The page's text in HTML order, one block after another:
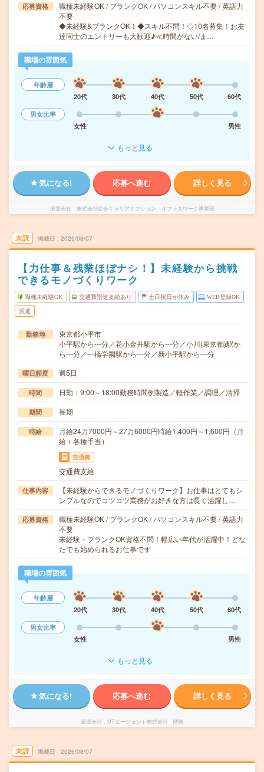
応募資格
職種未経験OK / ブランクOK / パソコンスキル不要 / 英語力
不要
◆未経験&ブランクOK！◆スキル不問！◇10名募集！お友
達同士のエントリーも大歓迎♪≪時間がない/ま…
職場の雰囲気
年齢層
20代
30代 40代 50代
60代
男女比率
女性
男性
もっと見る
気になる! 応募へ進む 詳しく見る
派遣会社 株式会社綜合キャリアオプション オフィスワーク事業部
未読 掲載日 2026/08/07
【力仕事＆残業ほぼナシ！】未経験から挑戦
できるモノづくりワーク
職種未経験OK 交通費別途支給あり 土日祝日が休み WEB登録OK
派遣
勤務地
東京都小平市
小平駅から---分／花小金井駅から---分／小川(東京都)駅か
ら---分／一橋学園駅から---分／新小平駅から---分
曜日頻度 週5日
時間 日勤：9:00～18:00勤務時間例製造／軽作業／調理／清掃
期間 長期
時給
月給24万7000円～27万6000円時給1,400円～1,600円（月
給＋各種手当）
交通費
交通費支給
仕事内容
【未経験からできるモノづくりワーク】お仕事はとてもシ
ンプルなのでコツコツ業務がお好きな方は長く活躍し…
応募資格
職種未経験OK / ブランクOK / パソコンスキル不要 / 英語力
不要
未経験・ブランクOK資格不問！幅広い年代が活躍中！どな
たでも始められるお仕事です
職場の雰囲気
年齢層
20代
30代 40代 50代
60代
男女比率
女性
男性
もっと見る
気になる! 応募へ進む 詳しく見る
派遣会社 UTエージェント株式会社 関東
未読 掲載日 2026/08/07